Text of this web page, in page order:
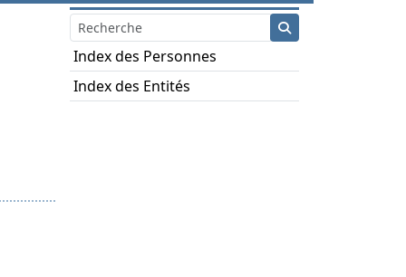
Index des Personnes
Index des Entités